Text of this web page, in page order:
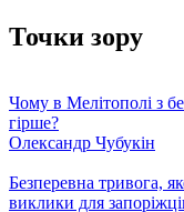
Точки зору
Чому в Мелітополі з
гірше?
Олександр Чубукін
Безперевна тривога,
виклики для